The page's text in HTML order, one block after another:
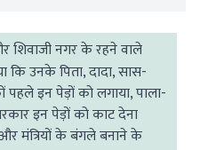
शिवाजी नगर के रहने वाले
कि उनके पिता, दादा, सास-
इन पेड़ों को लगाया, पाला-
इन पेड़ों को काट देना
और मंत्रियों के बंगले बनाने के